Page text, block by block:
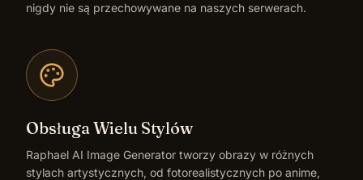
nigdy nie są przechowywane na naszych serwerach.
Obsługa Wielu Stylów
Raphael AI Image Generator tworzy obrazy w różnych
stylach artystycznych, od fotorealistycznych po anime,